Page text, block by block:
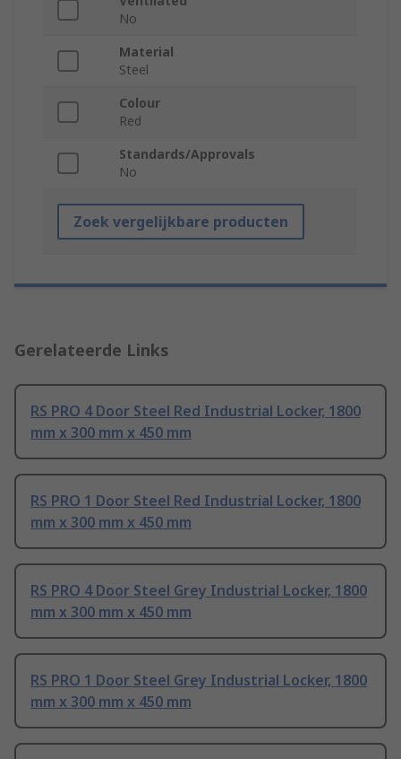
No
Material
Steel
Colour
Red
Standards/Approvals
No
Zoek vergelijkbare producten
Gerelateerde Links
RS PRO 4 Door Steel Red Industrial Locker, 1800
mm x 300 mm x 450 mm
RS PRO 1 Door Steel Red Industrial Locker, 1800
mm x 300 mm x 450 mm
RS PRO 4 Door Steel Grey Industrial Locker, 1800
mm x 300 mm x 450 mm
RS PRO 1 Door Steel Grey Industrial Locker, 1800
mm x 300 mm x 450 mm